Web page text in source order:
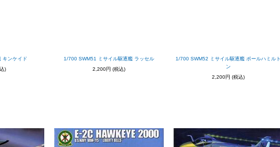
キンケイド
)
1/700 SWM51 ミサイル駆逐艦 ラッセル
2,200円 (税込)
1/700 SWM52 ミサイル駆逐艦 ポールハミル
ン
2,200円 (税込)